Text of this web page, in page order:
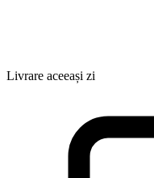
Livrare aceeași zi